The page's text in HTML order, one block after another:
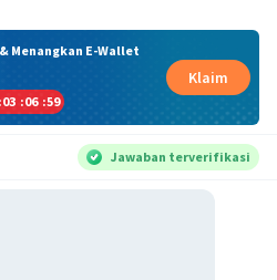
Menangkan E-Wallet
:03 :06 :58
Klaim
Jawaban terverifikasi